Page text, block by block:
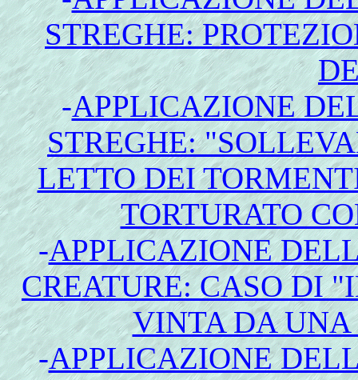
STREGHE:
-APPLICAZIONE
STREGHE:
LETTO DEI
TORTURATO
-APPLICAZIONE
CREATURE: CASO DI
VINTA DA
-APPLICAZIONE